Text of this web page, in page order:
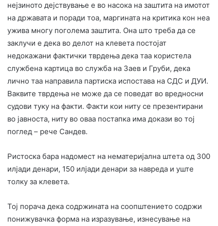
нејзиното дејствување е во насока на заштита на имотот
на државата и поради тоа, маргината на критика кон неа
ужива многу поголема заштита. Она што треба да се
заклучи е дека во делот на клевета постојат
недокажани фактички тврдења дека таа користела
службена картица во служба на Заев и Груби, дека
лично таа направила партиска испостава на СДС и ДУИ.
Ваквите тврдења не може да се поведат во вредносни
судови туку на факти. Факти кои ниту се презентирани
во јавноста, ниту во оваа постапка има докази во тој
поглед – рече Сандев.
Ристоска бара надомест на нематеријална штета од 300
илјади денари, 150 илјади денари за навреда и уште
толку за клевета.
Тој порача дека содржината на соопштението содржи
понижувачка форма на изразување, изнесување на